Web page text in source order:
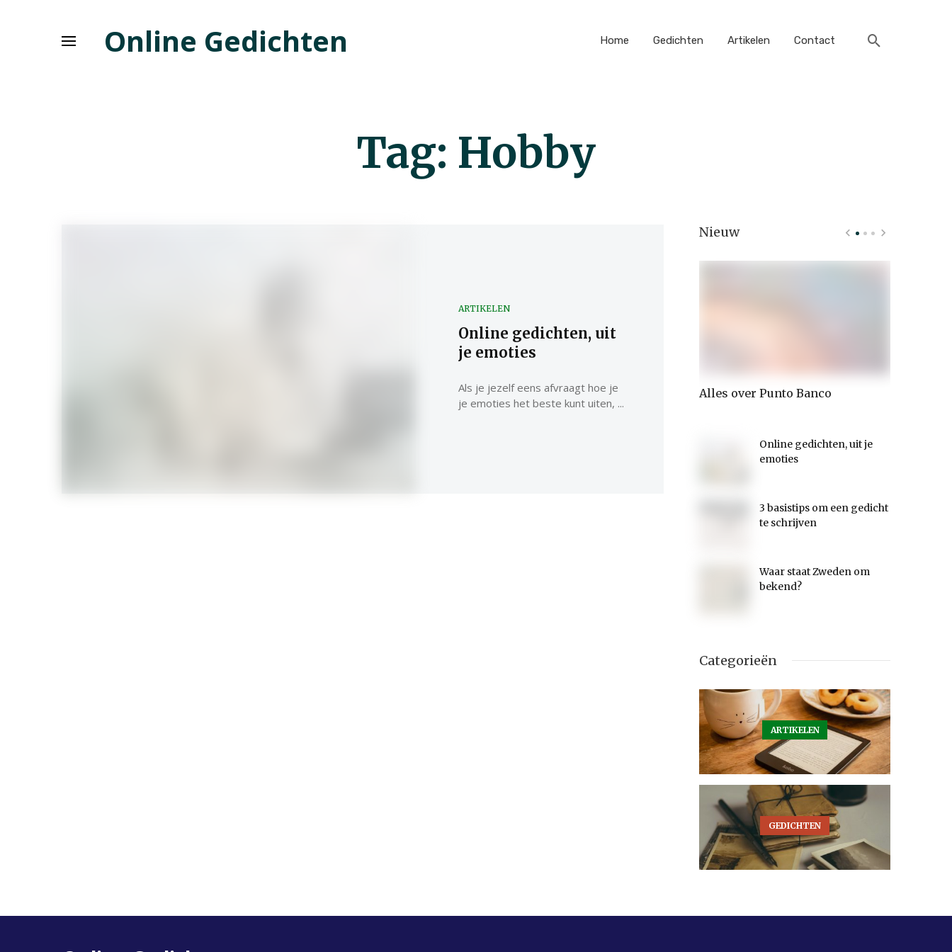
Online Gedichten Home Gedichten Artikelen Contact
Tag: Hobby
ARTIKELEN
Online gedichten, uit
je emoties
Als je jezelf eens afvraagt hoe je
je emoties het beste kunt uiten, ...
Nieuw
Leren van de grootmeesters
Online gedichten, uit je
emoties
Alles over Punto Banco
Online gedichten, uit je
emoties
3 basistips om een gedicht
te schrijven
Waar staat Zweden om
bekend?
Categorieën
ARTIKELEN
GEDICHTEN